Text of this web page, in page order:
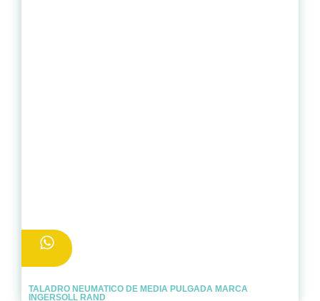
TALADRO NEUMATICO DE MEDIA PULGADA MARCA
INGERSOLL RAND